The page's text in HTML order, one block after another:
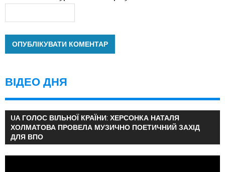
ВІДЕО ДНЯ
UA ГОЛОС ВІЛЬНОЇ КРАЇНИ: ХЕРСОНКА НАТАЛЯ
ХОЛМАТОВА ПРОВЕЛА МУЗИЧНО ПОЕТИЧНИЙ ЗАХІД
ДЛЯ ВПО